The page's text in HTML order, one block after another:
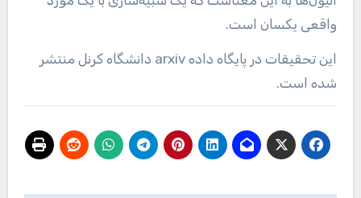
واقعی یکسان است.
این تحقیقات در پایگاه داده arxiv دانشگاه کرنل منتشر
شده است.